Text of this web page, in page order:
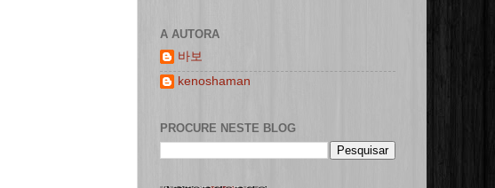
A AUTORA
바보
kenoshaman
PROCURE NESTE BLOG